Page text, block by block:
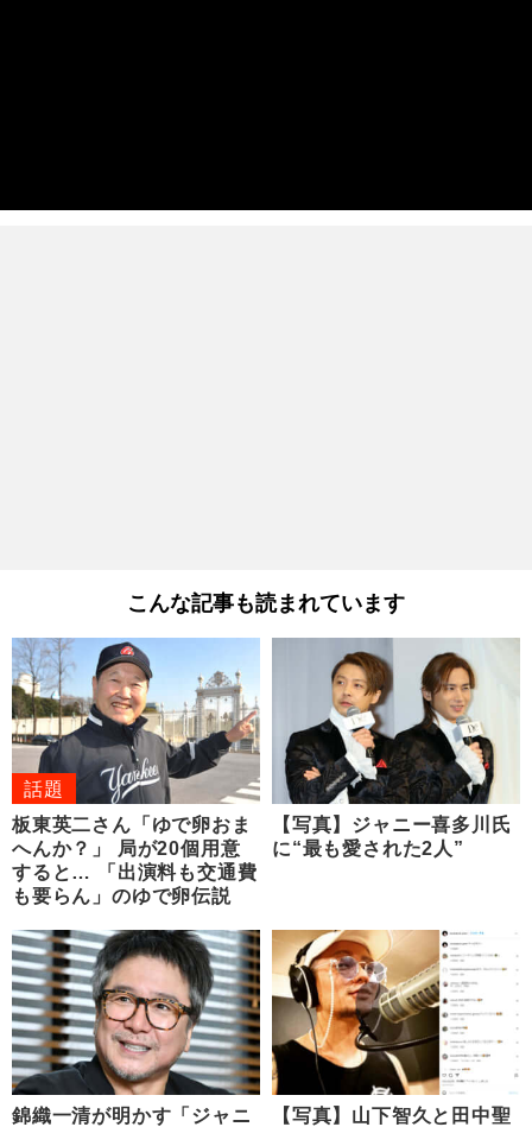
こんな記事も読まれています
話題
板東英二さん「ゆで卵おま
へんか？」 局が20個用意
すると… 「出演料も交通費
も要らん」のゆで卵伝説
【写真】ジャニー喜多川氏
に“最も愛された2人”
錦織一清が明かす「ジャニ
【写真】山下智久と田中聖